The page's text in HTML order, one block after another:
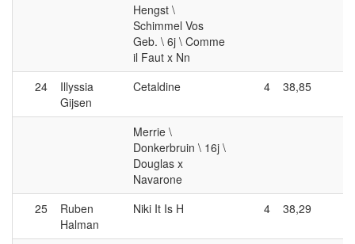
Hengst \
Schimmel Vos
Geb. \ 6j \ Comme
il Faut x Nn
24
Illyssia
Gijsen
Cetaldine 4 38,85
Merrie \
Donkerbruin \ 16j \
Douglas x
Navarone
25
Ruben
Halman
Niki It Is H 4 38,29